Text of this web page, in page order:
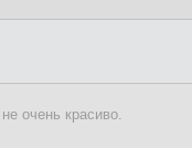
очень красиво.